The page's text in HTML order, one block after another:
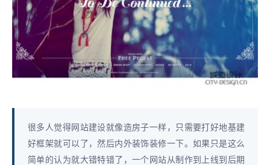
很多人觉得网站建设就像造房子一样，只需要打好地基建
好框架就可以了，然后内外装饰装修一下。如果只是这么
简单的认为就大错特错了，一个网站从制作到上线到后期